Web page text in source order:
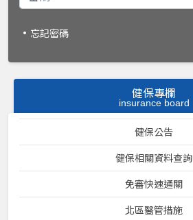
忘記密碼
健保專欄
insurance board
健保公告
健保相關資料查詢
免審快速通關
北區醫管措施